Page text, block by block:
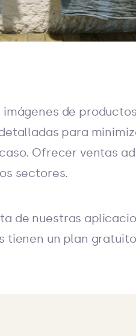
de
para
Ofrecer ventas
sectores.
de nuestras
tienen un plan